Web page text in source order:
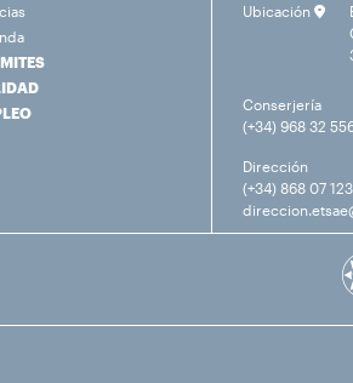
Ubicación
Conserjería
(+34) 968 32
Dirección
(+34) 868 07